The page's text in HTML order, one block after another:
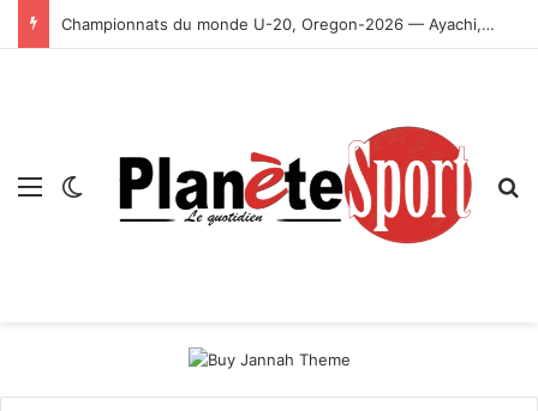
Championnats du monde U-20, Oregon-2026 — Ayachi, Dissa, Touahria et Ghezali en finale
Menu Switch skin